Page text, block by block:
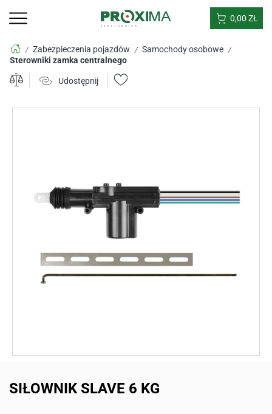
0,00 ZŁ
/ Zabezpieczenia pojazdów / Samochody osobowe /
Sterowniki zamka centralnego
Udostępnij
SIŁOWNIK SLAVE 6 KG